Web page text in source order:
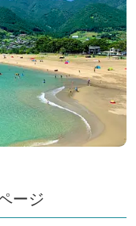
ージ